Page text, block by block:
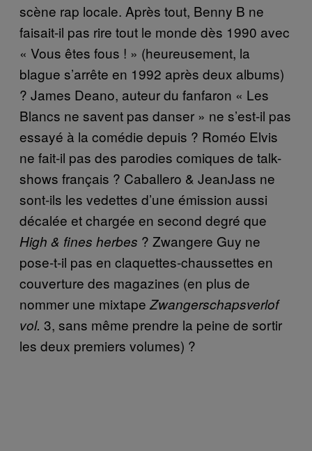
scène rap locale. Après tout, Benny B ne
faisait-il pas rire tout le monde dès 1990 avec
« Vous êtes fous ! » (heureusement, la
blague s’arrête en 1992 après deux albums)
? James Deano, auteur du fanfaron « Les
Blancs ne savent pas danser » ne s’est-il pas
essayé à la comédie depuis ? Roméo Elvis
ne fait-il pas des parodies comiques de talk-
shows français ? Caballero & JeanJass ne
sont-ils les vedettes d’une émission aussi
décalée et chargée en second degré que
High & fines herbes ? Zwangere Guy ne
pose-t-il pas en claquettes-chaussettes en
couverture des magazines (en plus de
nommer une mixtape Zwangerschapsverlof
vol. 3, sans même prendre la peine de sortir
les deux premiers volumes) ?